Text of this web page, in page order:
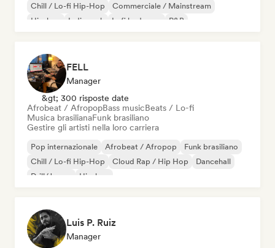
Chill / Lo-fi Hip-Hop
Commerciale / Mainstream
Hip-hop
Indie rock Lofi bedroom R&B
FELL
Manager
&gt; 300 risposte date
Afrobeat / AfropopBass musicBeats / Lo-fi
Musica brasilianaFunk brasiliano
Gestire gli artisti nella loro carriera
Pop internazionale Afrobeat / Afropop
Funk brasiliano
Chill / Lo-fi Hip-Hop
Cloud Rap / Hip Hop
Dancehall
Drill/Jersey
Hip-hop
Luis P. Ruiz
Manager